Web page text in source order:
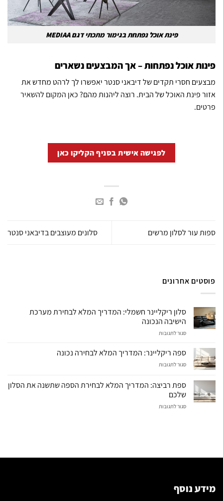
פינת אוכל נפתחת בגימור מתכתי דגם MEDIAA
פינות אוכל נפתחות – אך המבצעים נשארים
מבצעים חסרי תקדים של דיבאני סנטר יאפשרו לך לרהט מחדש את
אזור פינת האוכל של הבית. רוצה ליהנות מהם?כאן המקום להשאיר
פרטים.
לפגישה אישית בסניף הקליקו כאן
ספות עור לסלון מרשים סלונים מעוצבים בדיבאני סנטר
פוסטים אחרונים
סלון ריקליינר חשמלי: המדריך המלא לבחירת מערכת
הישיבה הנכונה
סגור לתגובות
ריקליינר
המדריך
לבחירת
הנכונה
ספה ריקליינר: המדריך המלא לבחירה נכונה
סגור לתגובות
המדריך
לבחירה
ספת רביצה: המדריך המלא לבחירת הספה שתשנה את הסלון
שלכם
סגור לתגובות
הספה
מידע נוסף